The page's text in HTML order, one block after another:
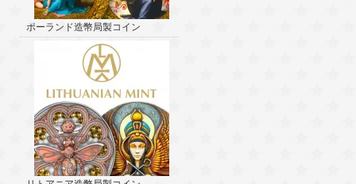
ポーランド造幣局製コイン